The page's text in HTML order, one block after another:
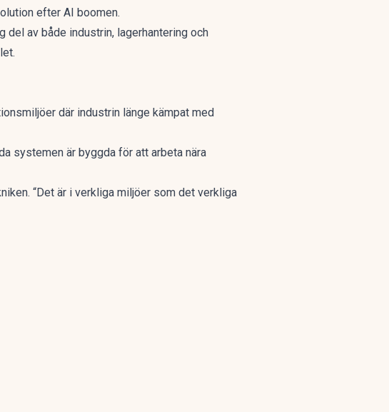
efter AI boomen.
del av både industrin, lagerhantering och
där industrin länge kämpat med
systemen är byggda för att arbeta nära
“Det är i verkliga miljöer som det verkliga